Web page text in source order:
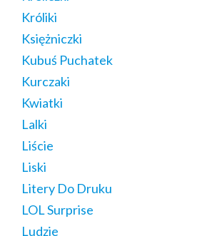
Króliki
Księżniczki
Kubuś Puchatek
Kurczaki
Kwiatki
Lalki
Liście
Liski
Litery Do Druku
LOL Surprise
Ludzie